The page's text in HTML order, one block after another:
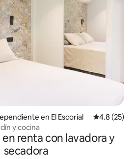
en El Escorial Calificación
4.8 (25)
y cocina
renta con lavadora y
secadora